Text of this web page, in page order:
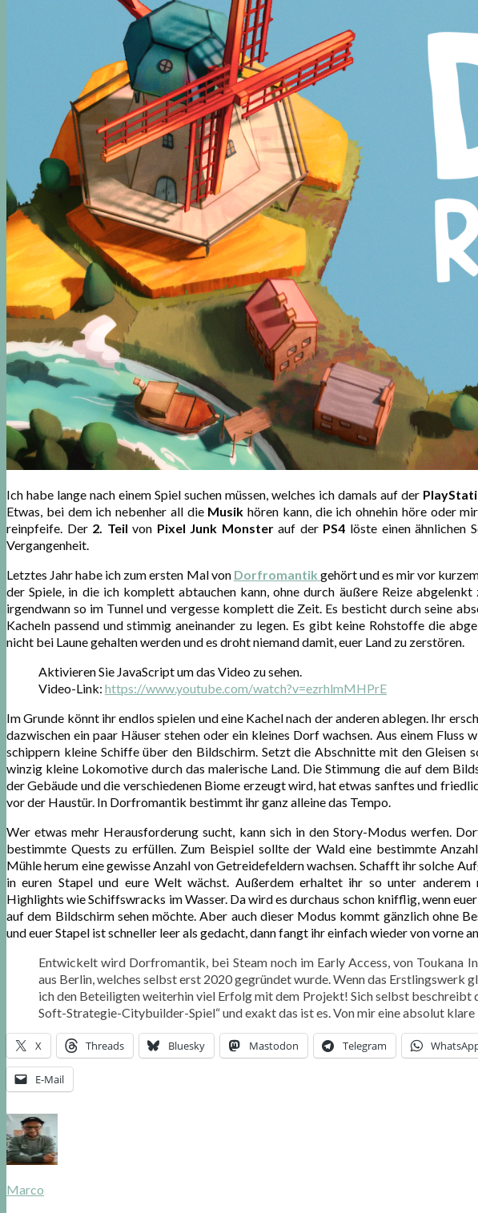
Ich habe lange nach einem Spiel suchen müssen, welches ich damals auf der
Etwas, bei dem ich nebenher all die Musik hören kann, die ich ohnehin höre oder
reinpfeife. Der 2. Teil von Pixel Junk Monsterauf der PS4 löste einen ähnlichen
Vergangenheit.
Letztes Jahr habe ich zum ersten Mal von Dorfromantik gehört und es mir vor
der Spiele, in die ich komplett abtauchen kann, ohne durch äußere Reize
irgendwann so im Tunnel und vergesse komplett die Zeit. Es besticht durch seine
Kacheln passend und stimmig aneinander zu legen. Es gibt keine Rohstoffe die
nicht bei Laune gehalten werden und es droht niemand damit, euer Land zu zerstören.
Aktivieren Sie JavaScript um das Video zu sehen.
Video-Link: https://www.youtube.com/watch?v=ezrhlmMHPrE
Im Grunde könnt ihr endlos spielen und eine Kachel nach der anderen ablegen. Ihr
dazwischen ein paar Häuser stehen oder ein kleines Dorf wachsen. Aus einem Fluss
schippern kleine Schiffe über den Bildschirm. Setzt die Abschnitte mit den Gleisen
winzig kleine Lokomotive durch das malerische Land. Die Stimmung die auf dem
der Gebäude und die verschiedenen Biome erzeugt wird, hat etwas sanftes und
vor der Haustür. In Dorfromantik bestimmt ihr ganz alleine das Tempo.
Wer etwas mehr Herausforderung sucht, kann sich in den Story-Modus werfen.
bestimmte Quests zu erfüllen. Zum Beispiel sollte der Wald eine bestimmte
Mühle herum eine gewisse Anzahl von Getreidefeldern wachsen. Schafft ihr solche
in euren Stapel und eure Welt wächst. Außerdem erhaltet ihr so unter anderem
Highlights wie Schiffswracks im Wasser. Da wird es durchaus schon knifflig, wenn
auf dem Bildschirm sehen möchte. Aber auch dieser Modus kommt gänzlich ohne
und euer Stapel ist schneller leer als gedacht, dann fangt ihr einfach wieder von vorne an.
Entwickelt wird Dorfromantik, bei Steam noch im Early Access, von Toukana
aus Berlin, welches selbst erst 2020 gegründet wurde. Wenn das Erstlingswerk
ich den Beteiligten weiterhin viel Erfolg mit dem Projekt! Sich selbst beschreibt
Soft-Strategie-Citybuilder-Spiel“ und exakt das ist es. Von mir eine absolut klare
X Threads Bluesky Mastodon Telegram
E-Mail
Marco